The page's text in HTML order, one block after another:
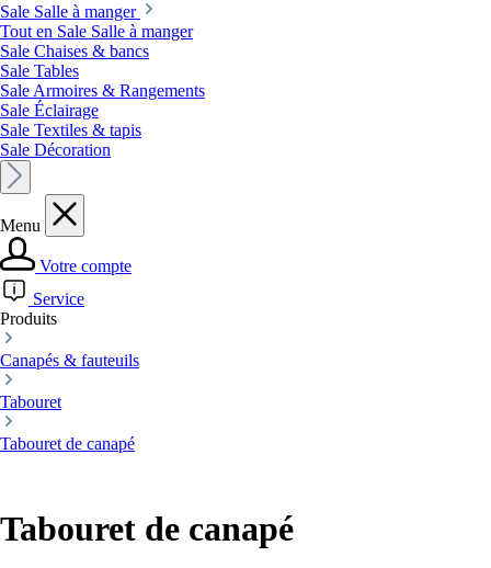
Sale Salle à manger
Tout en Sale Salle à manger
Sale Chaises & bancs
Sale Tables
Sale Armoires & Rangements
Sale Éclairage
Sale Textiles & tapis
Sale Décoration
Menu
Votre compte
Service
Produits
Canapés & fauteuils
Tabouret
Tabouret de canapé
Tabouret de canapé